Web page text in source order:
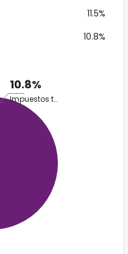
11.5%
10.8%
10.8%
Impuestos totales